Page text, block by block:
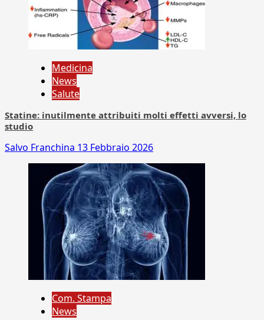
Medicina
News
Salute
Statine: inutilmente attribuiti molti effetti avversi, lo
studio
Salvo Franchina 13 Febbraio 2026
Com. Stampa
News